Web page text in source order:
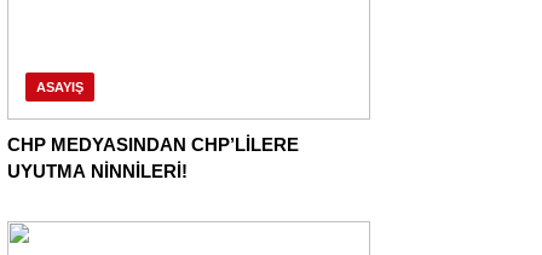
ASAYIŞ
CHP MEDYASINDAN CHP’LİLERE
UYUTMA NİNNİLERİ!